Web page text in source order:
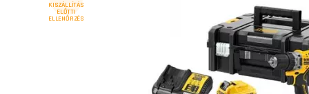
KISZÁLLÍTÁS
ELŐTTI
ELLENŐRZÉS